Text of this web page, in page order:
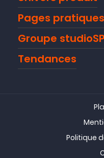
Pages pratiques
Groupe
Tendances
Politique